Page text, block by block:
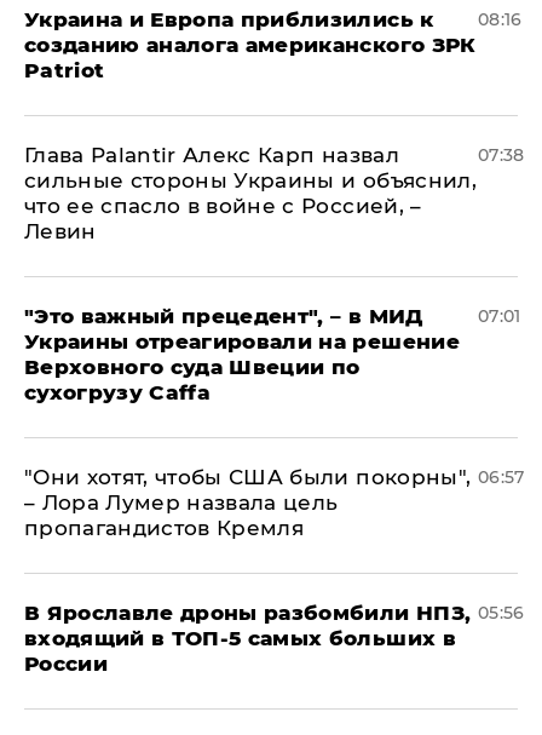
Украина и Европа приблизились к
созданию аналога американского ЗРК
Patriot
08:16
Глава Palantir Алекс Карп назвал
сильные стороны Украины и объяснил,
что ее спасло в войне с Россией, –
Левин
07:38
"Это важный прецедент", – в МИД
Украины отреагировали на решение
Верховного суда Швеции по
сухогрузу Caffa
07:01
"Они хотят, чтобы США были покорны",
– Лора Лумер назвала цель
пропагандистов Кремля
06:57
В Ярославле дроны разбомбили НПЗ,
входящий в ТОП-5 самых больших в
России
05:56